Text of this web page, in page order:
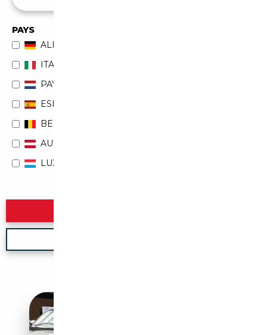
PAYS
ALLEMAGNE
ITALIE
PAYS-BAS
ESPAGNE
BELGIQUE
AUTRICHE
LUXEMBOURG